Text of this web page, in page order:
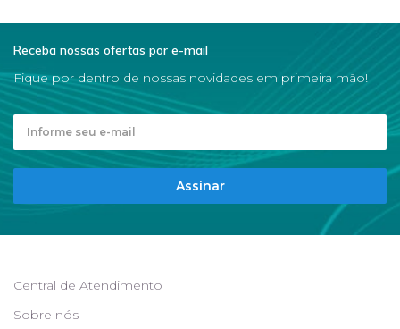
Receba nossas ofertas por e-mail
Fique por dentro de nossas novidades em primeira mão!
Assinar
Central de Atendimento
Sobre nós